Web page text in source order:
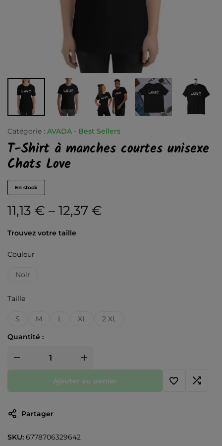
Catégorie : AVADA - Best Sellers
T-Shirt à manches courtes unisexe
Chats Love
En stock
11,13 € – 12,37 €
Trouvez votre taille
Couleur
Noir
Taille
S M L XL 2 XL
Quantité :
Ajouter au panier
Partager
SKU: 6778706329642